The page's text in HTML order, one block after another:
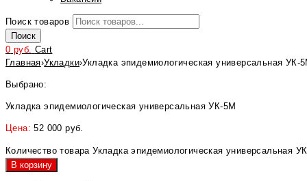
Поиск товаров
Поиск
0 руб. Cart
Главная›Укладки›Укладка эпидемиологическая универсальная УК-
Выбрано:
Укладка эпидемиологическая универсальная УК-5М
Цена:52 000 руб.
Количество товара Укладка эпидемиологическая универсальная
В корзину